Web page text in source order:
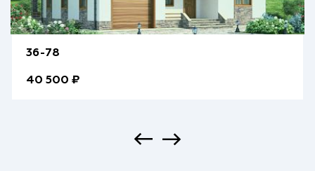
36-78
40 500 ₽